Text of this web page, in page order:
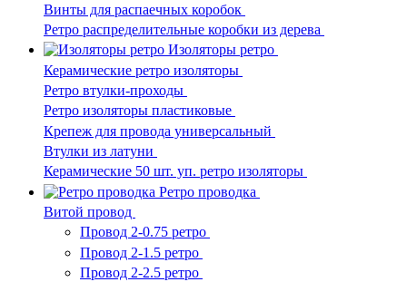
Винты для распаечных коробок
Ретро распределительные коробки из дерева
Изоляторы ретро
Керамические ретро изоляторы
Ретро втулки-проходы
Ретро изоляторы пластиковые
Крепеж для провода универсальный
Втулки из латуни
Керамические 50 шт. уп. ретро изоляторы
Ретро проводка
Витой провод
Провод 2-0.75 ретро
Провод 2-1.5 ретро
Провод 2-2.5 ретро